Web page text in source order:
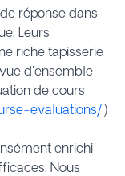
réponse dans
Leurs
riche tapisserie
d'ensemble
de cours
evaluations/)
enrichi
Nous